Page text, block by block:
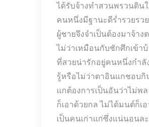
ได้รับจ้างทำสวนพรวนดิ
คนหนึ่งมีฐานะดีร่ำรวยร
ผู้ชายจึงจำเป็นต้องมาจ้า
ไม่ว่าเหมือนกับชักศึกเข้า
ที่สวยน่ารักอยู่คนหนึ่งกำลั
รู้หรือไม่ว่าตาอินแกชอบกิ
แกต้องการเป็นอันว่าไม่พ
ก็เอาด้วยกล ไม่ได้มนต์ก็เ
เป็นคนเก่าแก่ซึ่งแน่นอนล